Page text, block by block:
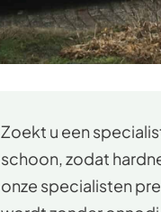
Zoekt u een
schoon, zodat
onze specialisten